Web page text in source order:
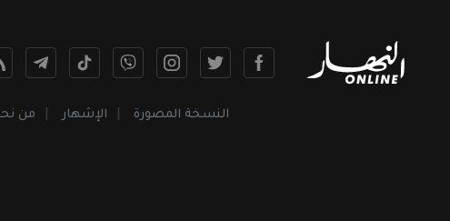
النسخة المصورة الإشهار من